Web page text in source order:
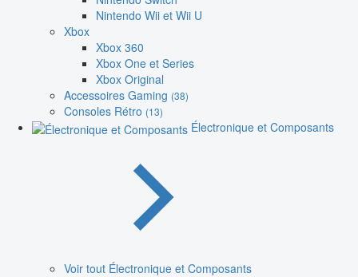
Nintendo Wii et Wii U
Xbox
Xbox 360
Xbox One et Series
Xbox Original
Accessoires Gaming (38)
Consoles Rétro (13)
Électronique et Composants
Voir tout Électronique et Composants